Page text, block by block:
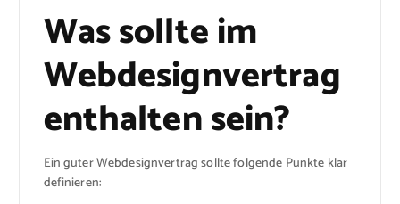
Was sollte im
Webdesignvertrag
enthalten sein?
Ein guter Webdesignvertrag sollte folgende Punkte klar
definieren: